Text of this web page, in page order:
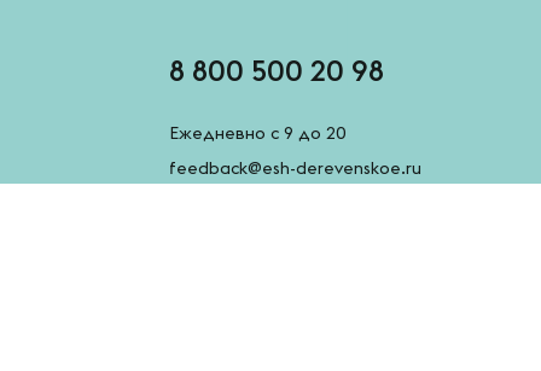
8 800 500 20 98
Ежедневно с 9 до 20
feedback@esh-derevenskoe.ru